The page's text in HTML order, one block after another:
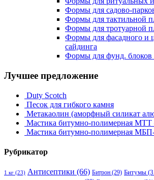
Формы для садово-
Формы для тактильной
Формы для тротуарной
Формы для фасадного и
сайдинга
Формы для фунд.
Лучшее предложение
Duty Scotch
Песок для гибкого камня
Метакаолин (аморфный силикат
Мастика битумно-полимерная МТТ
Мастика битумно-полимерная
Рубрикатор
1 кг (23) Антисептики (66) Битрон (29) Битумы